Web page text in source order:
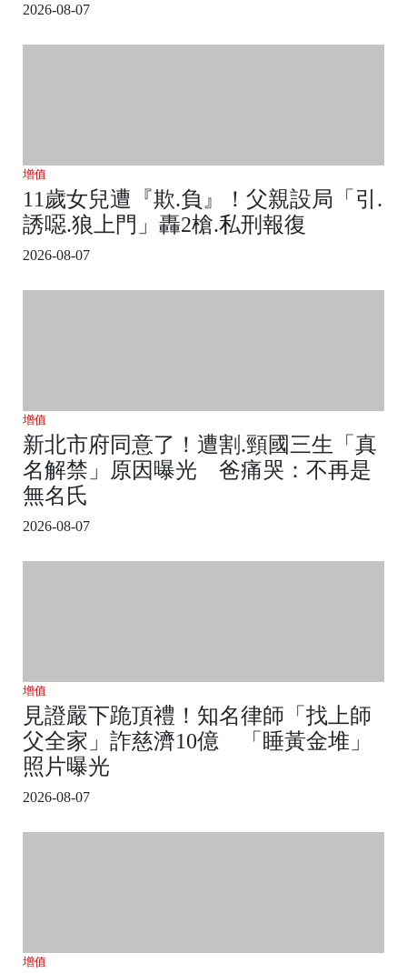
2026-08-07
增值
11歲女兒遭『欺.負』！父親設局「引.
誘噁.狼上門」轟2槍.私刑報復
2026-08-07
增值
新北市府同意了！遭割.頸國三生「真
名解禁」原因曝光 爸痛哭：不再是
無名氏
2026-08-07
增值
見證嚴下跪頂禮！知名律師「找上師
父全家」詐慈濟10億 「睡黃金堆」
照片曝光
2026-08-07
增值